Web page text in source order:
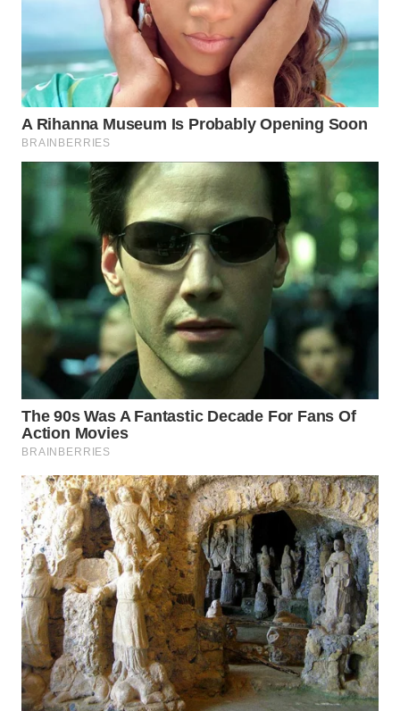
MADURA
WN
SURABAYA
WN
NATUNA
BINTAN
MANDALIKA
WN
LIKUPANG
WN
LABUANBAJO
WN
BORNEO
Wahana
Media
Group
WAHANA
NEWS
WAHANA
TANI